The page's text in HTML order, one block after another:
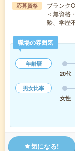
応募資格
ブランク
＜無資格
齢、学歴
職場の雰囲気
年齢層
20代
男女比率
女性
気になる!